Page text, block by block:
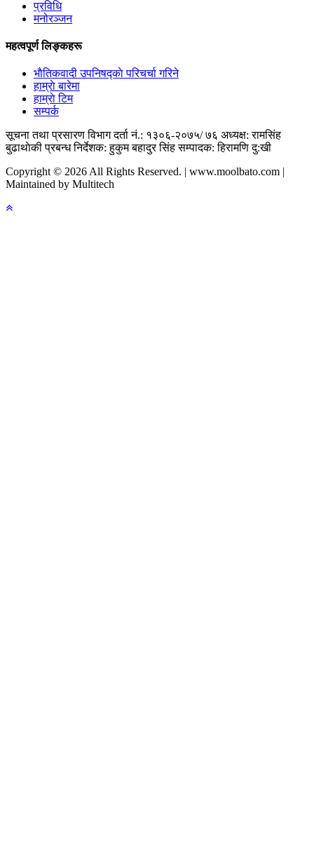
प्रविधि
मनोरञ्जन
महत्वपूर्ण लिङ्कहरू
भाैतिकवादी उपनिषद्काे परिचर्चा गरिने
हाम्राे बारेमा
हाम्राे टिम
सम्पर्क
सूचना तथा प्रसारण विभाग दर्ता नं.: १३०६-२०७५/ ७६ अध्यक्ष: रामसिंह
बुढाथाेकी प्रबन्ध निर्देशक: हुकुम बहादुर सिंह सम्पादक: हिरामणि दु:खी
Copyright © 2026 All Rights Reserved. | www.moolbato.com |
Maintained by Multitech